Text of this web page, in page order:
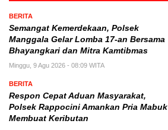
BERITA
Semangat Kemerdekaan, Polsek
Manggala Gelar Lomba 17-an Bersama
Bhayangkari dan Mitra Kamtibmas
Minggu, 9 Agu 2026 - 08:09 WITA
BERITA
Respon Cepat Aduan Masyarakat,
Polsek Rappocini Amankan Pria Mabuk
Membuat Keributan